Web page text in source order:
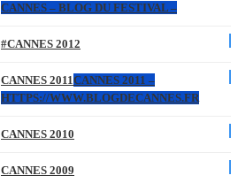
CANNES – BLOG DU FESTIVAL –
#CANNES 2012
CANNES 2011CANNES 2011 –
HTTPS://WWW.BLOGDECANNES.FR
CANNES 2010
CANNES 2009